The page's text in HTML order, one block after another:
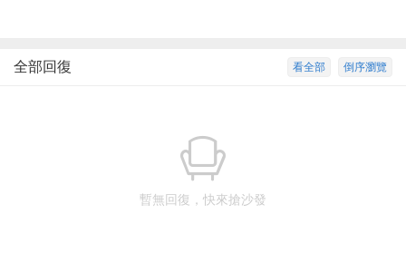
倒序瀏覽
看全部
全部回復
暫無回復，快來搶沙發